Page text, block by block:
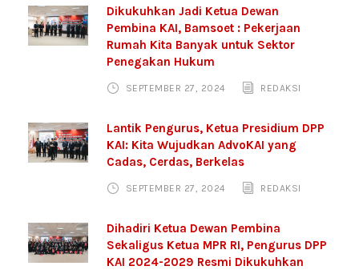
Dikukuhkan Jadi Ketua Dewan
Pembina KAI, Bamsoet : Pekerjaan
Rumah Kita Banyak untuk Sektor
Penegakan Hukum
SEPTEMBER 27, 2024 REDAKSI
Lantik Pengurus, Ketua Presidium DPP
KAI: Kita Wujudkan AdvoKAI yang
Cadas, Cerdas, Berkelas
SEPTEMBER 27, 2024 REDAKSI
Dihadiri Ketua Dewan Pembina
Sekaligus Ketua MPR RI, Pengurus DPP
KAI 2024-2029 Resmi Dikukuhkan